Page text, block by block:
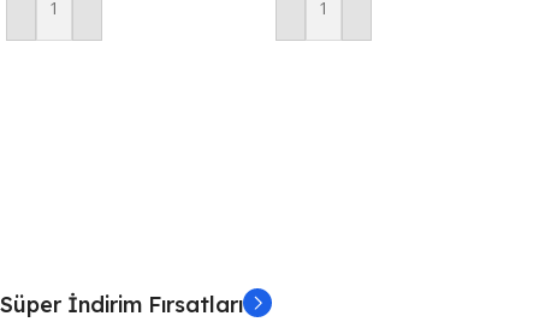
Sepete Ekle Sepete Ekle
Süper İndirim Fırsatları